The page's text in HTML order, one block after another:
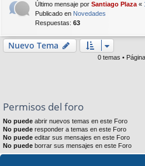
Último mensaje por Santiago Plaza «
Publicado en Novedades
Respuestas: 63
Nuevo Tema
0 temas • Página
Permisos del foro
No puede abrir nuevos temas en este Foro
No puede responder a temas en este Foro
No puede editar sus mensajes en este Foro
No puede borrar sus mensajes en este Foro